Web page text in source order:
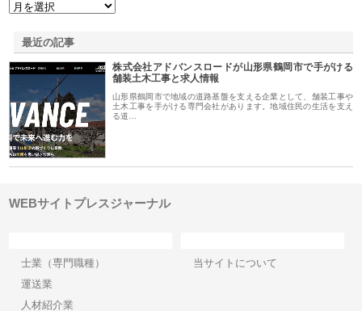
最近の記事
株式会社アドバンスロードが山形県鶴岡市で手がける
舗装土木工事と求人情報
山形県鶴岡市で地域の道路基盤を支える企業として、舗装工事や
土木工事を手がける専門会社があります。地域住民の生活を支え
る道…
WEBサイトプレスジャーナル
士業（専門職種）
運送業
人材紹介業
当サイトについて